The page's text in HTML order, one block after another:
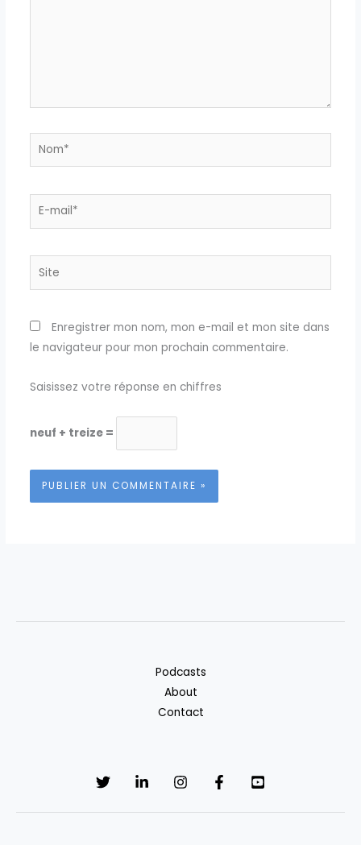
Nom*
E-
Site
Enregistrer mon nom, mon e-mail et mon site dans
le navigateur pour mon prochain commentaire.
Saisissez votre réponse en chiffres
neuf + treize =
Podcasts
About
Contact